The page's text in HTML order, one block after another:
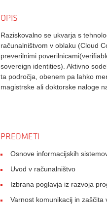
OPIS
Raziskovalno se ukvarja s
računalništvom v oblaku (Cloud
preverilnimi
sovereign identities). Aktivno
ta področja, obenem pa lahko
magistrske ali doktorske naloge
PREDMETI
Osnove informacijskih
Uvod v računalništvo
Izbrana poglavja iz razvoja
Varnost komunikacij in zaščita